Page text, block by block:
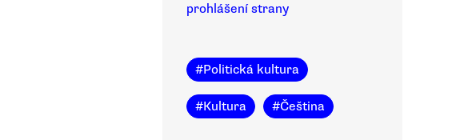
prohlášení strany
#Politická kultura
#Kultura #Čeština